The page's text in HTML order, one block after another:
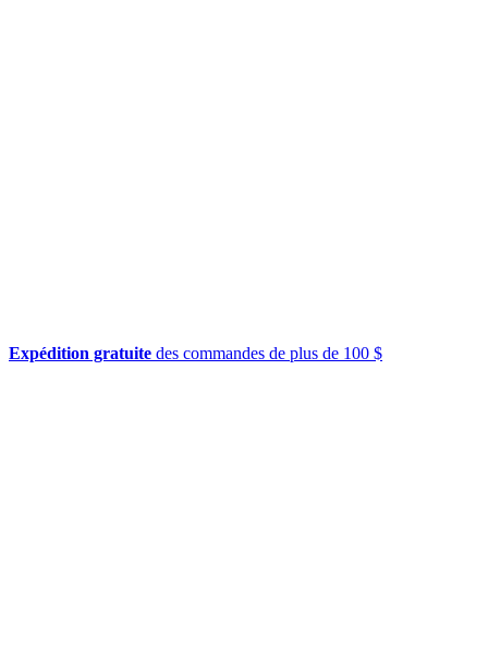
Expédition gratuite des commandes de plus de 100 $